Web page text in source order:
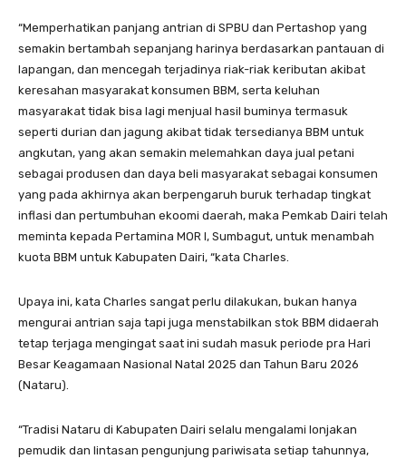
“Memperhatikan panjang antrian di SPBU dan Pertashop yang
semakin bertambah sepanjang harinya berdasarkan pantauan di
lapangan, dan mencegah terjadinya riak-riak keributan akibat
keresahan masyarakat konsumen BBM, serta keluhan
masyarakat tidak bisa lagi menjual hasil buminya termasuk
seperti durian dan jagung akibat tidak tersedianya BBM untuk
angkutan, yang akan semakin melemahkan daya jual petani
sebagai produsen dan daya beli masyarakat sebagai konsumen
yang pada akhirnya akan berpengaruh buruk terhadap tingkat
inflasi dan pertumbuhan ekoomi daerah, maka Pemkab Dairi telah
meminta kepada Pertamina MOR I, Sumbagut, untuk menambah
kuota BBM untuk Kabupaten Dairi, “kata Charles.
Upaya ini, kata Charles sangat perlu dilakukan, bukan hanya
mengurai antrian saja tapi juga menstabilkan stok BBM didaerah
tetap terjaga mengingat saat ini sudah masuk periode pra Hari
Besar Keagamaan Nasional Natal 2025 dan Tahun Baru 2026
(Nataru).
“Tradisi Nataru di Kabupaten Dairi selalu mengalami lonjakan
pemudik dan lintasan pengunjung pariwisata setiap tahunnya,